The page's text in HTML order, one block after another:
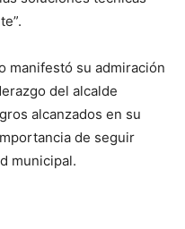
manifestó su admiración
del alcalde
alcanzados en su
de seguir
municipal.